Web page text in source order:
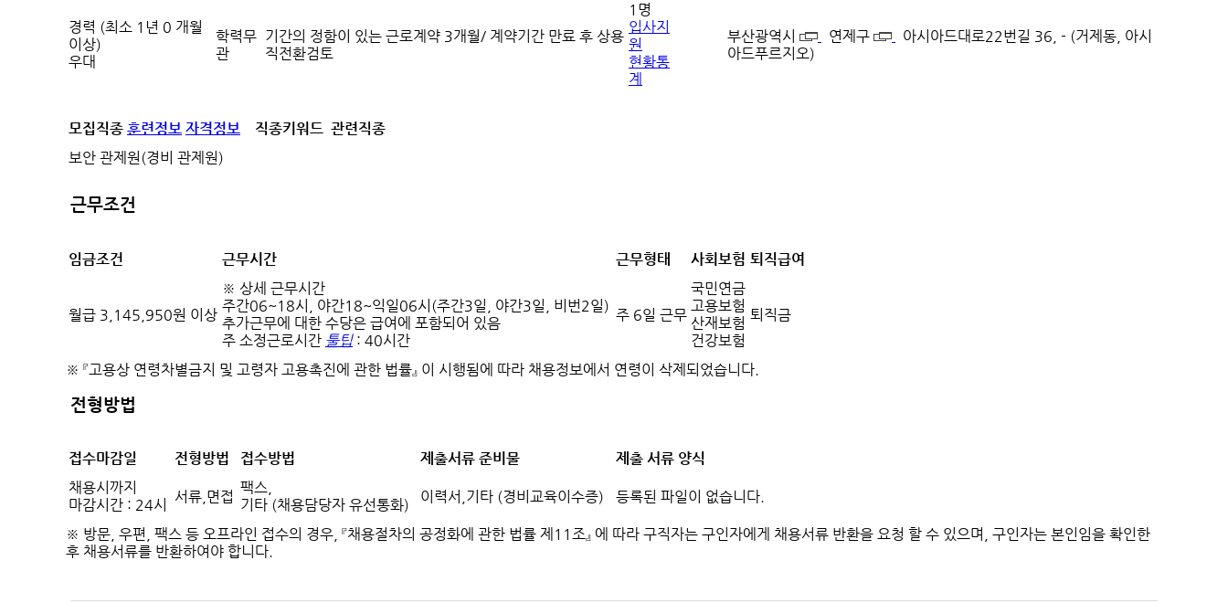
경력 (최소 1년 0 개월
이상)
우대
학력무
관
기간의 정함이 있는 근로계약 3개월/ 계약기간 만료 후 상용
직전환검토
1명
입사지
원
현황통
계
부산광역시 연제구
아시아드대로22번길 36, - (거제동, 아시
아드푸르지오)
모집직종 훈련정보 자격정보 직종키워드 관련직종
보안 관제원(경비 관제원)
근무조건
임금조건 근무시간 근무형태 사회보험 퇴직급여
월급 3,145,950원 이상
※ 상세 근무시간
주간06~18시, 야간18~익일06시(주간3일, 야간3일, 비번2일)
추가근무에 대한 수당은 급여에 포함되어 있음
주 소정근로시간 툴팁: 40시간
주 6일 근무
국민연금
고용보험
산재보험
건강보험
퇴직금
※ 『고용상 연령차별금지 및 고령자 고용촉진에 관한 법률』 이 시행됨에 따라 채용정보에서 연령이 삭제되었습니다.
전형방법
접수마감일 전형방법 접수방법 제출서류 준비물
제출 서류 양식
채용시까지
마감시간 : 24시
서류,면접
팩스,
기타 (채용담당자 유선통화)
이력서,기타 (경비교육이수증) 등록된 파일이 없습니다.
※ 방문, 우편, 팩스 등 오프라인 접수의 경우, 『채용절차의 공정화에 관한 법률 제11조』 에 따라 구직자는 구인자에게 채용서류 반환을 요청 할 수 있으며, 구인자는 본인임을 확인한
후 채용서류를 반환하여야 합니다.